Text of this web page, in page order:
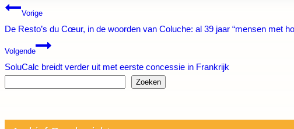
Bericht
navigatie
Vorige
De Resto’s du Cœur, in de woorden van Coluche: al 39 jaar “mensen met
Volgende
SoluCalc breidt verder uit met eerste concessie in Frankrijk
Zoeken